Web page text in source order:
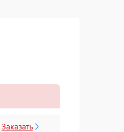
Заказать